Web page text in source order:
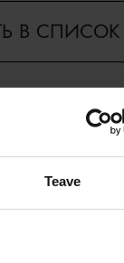
Teave
В